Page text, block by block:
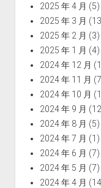
2025 年 4 月 (5)
2025 年 3 月
2025 年 2 月 (3)
2025 年 1 月 (4)
2024 年 12 月
2024 年 11 月
2024 年 10 月
2024 年 9 月
2024 年 8 月 (5)
2024 年 7 月 (1)
2024 年 6 月 (7)
2024 年 5 月 (7)
2024 年 4 月